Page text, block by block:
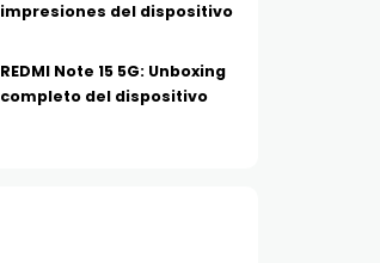
impresiones del dispositivo
REDMI Note 15 5G: Unboxing
completo del dispositivo